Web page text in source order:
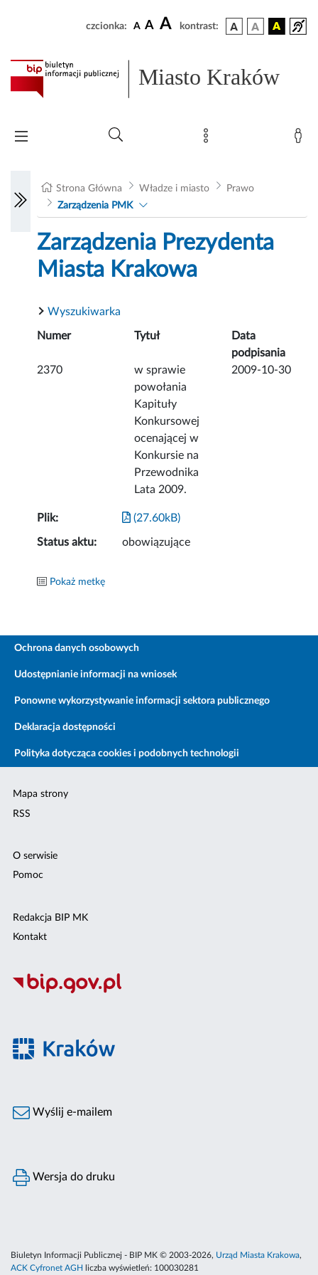
czcionka: A A A kontrast:
Miasto Kraków
Strona Główna Władze i miasto
Prawo
Zarządzenia PMK
Zarządzenia Prezydenta
Miasta Krakowa
Wyszukiwarka
Numer Tytuł
Data
podpisania
2370
w sprawie
powołania
Kapituły
Konkursowej
ocenającej w
Konkursie na
Przewodnika
Lata 2009.
2009-10-30
Plik: (27.60kB)
Status aktu: obowiązujące
Pokaż metkę
Ochrona danych osobowych
Udostępnianie informacji na wniosek
Ponowne wykorzystywanie informacji sektora publicznego
Deklaracja dostępności
Polityka dotycząca cookies i podobnych technologii
Mapa strony
RSS
O serwisie
Pomoc
Redakcja BIP MK
Kontakt
Wyślij e-mailem
Wersja do druku
Biuletyn Informacji Publicznej - BIP MK © 2003-2026, Urząd Miasta Krakowa,
ACK Cyfronet AGH
liczba wyświetleń: 100030281